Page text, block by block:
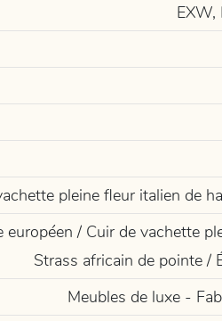
pleine fleur italien de
européen / Cuir de vachette
Strass africain de pointe /
Meubles de luxe -